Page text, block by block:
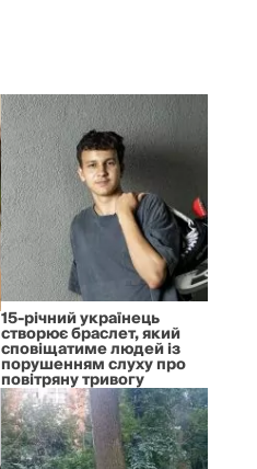
15-річний українець
створює браслет, який
сповіщатиме людей із
порушенням слуху про
повітряну тривогу